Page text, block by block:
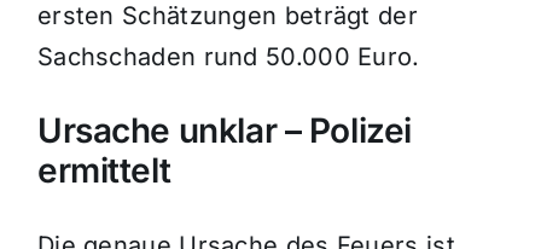
ersten Schätzungen beträgt der
Sachschaden rund 50.000 Euro.
Ursache unklar – Polizei
ermittelt